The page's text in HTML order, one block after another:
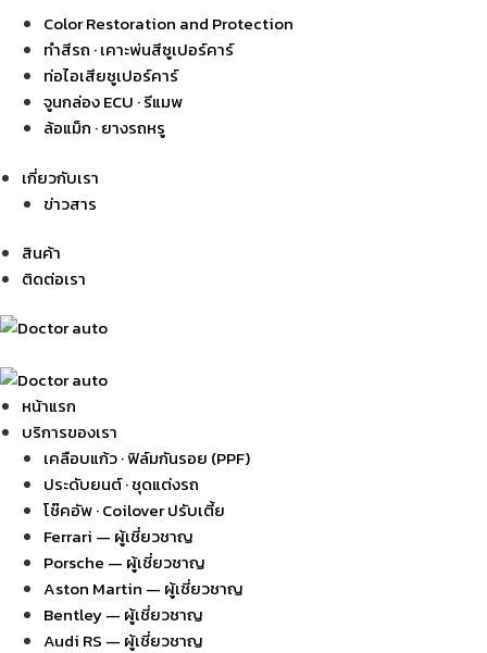
Color Restoration and Protection
ทำสีรถ · เคาะพ่นสีซูเปอร์คาร์
ท่อไอเสียซูเปอร์คาร์
จูนกล่อง ECU · รีแมพ
ล้อแม็ก · ยางรถหรู
เกี่ยวกับเรา
ข่าวสาร
สินค้า
ติดต่อเรา
หน้าแรก
บริการของเรา
เคลือบแก้ว · ฟิล์มกันรอย (PPF)
ประดับยนต์ · ชุดแต่งรถ
โช๊คอัพ · Coilover ปรับเตี้ย
Ferrari — ผู้เชี่ยวชาญ
Porsche — ผู้เชี่ยวชาญ
Aston Martin — ผู้เชี่ยวชาญ
Bentley — ผู้เชี่ยวชาญ
Audi RS — ผู้เชี่ยวชาญ